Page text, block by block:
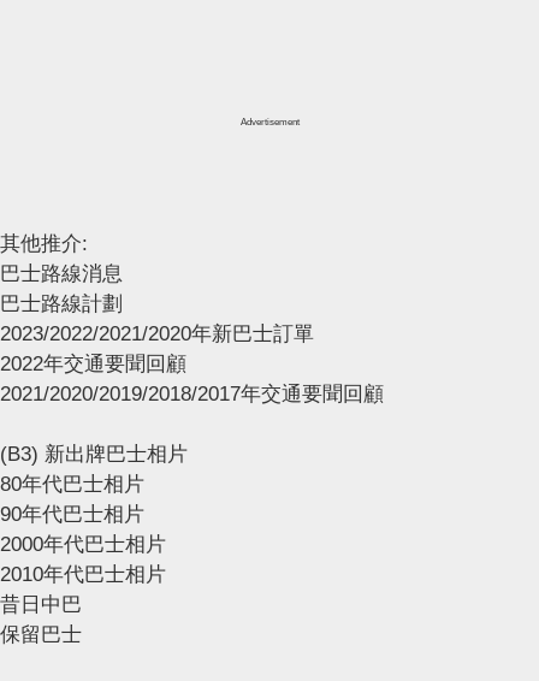
Advertisement
其他推介:
巴士路線消息
巴士路線計劃
2023/2022/2021/2020年新巴士訂單
2022年交通要聞回顧
2021/2020/2019/2018/2017年交通要聞回顧
(B3) 新出牌巴士相片
80年代巴士相片
90年代巴士相片
2000年代巴士相片
2010年代巴士相片
昔日中巴
保留巴士